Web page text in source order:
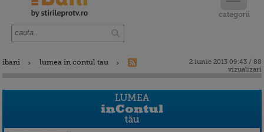
ibani lumea in contul tau
2 iunie 2013 09:43 / 88
vizualizari